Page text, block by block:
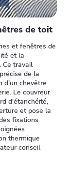
de toit
et fenêtres de
et la
Ce travail
de la
d'un chevêtre
Le couvreur
d'étanchéité,
et pose la
fixations
thermique
conseil